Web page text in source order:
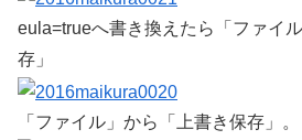
eula=trueへ書き換えたら「ファイ
存」
「ファイル」から「上書き保存」。